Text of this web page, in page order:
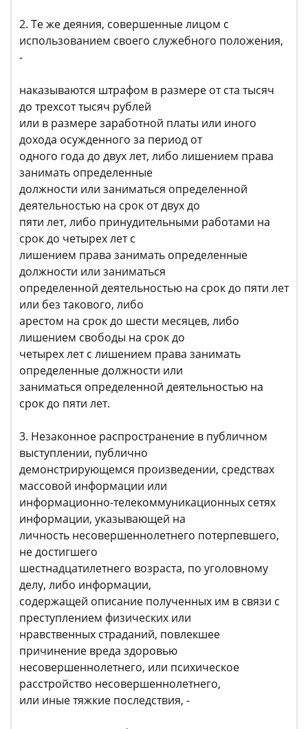
2. Те же деяния, совершенные лицом с
использованием своего служебного положения,
-
наказываются штрафом в размере от ста тысяч
до трехсот тысяч рублей
или в размере заработной платы или иного
дохода осужденного за период от
одного года до двух лет, либо лишением права
занимать определенные
должности или заниматься определенной
деятельностью на срок от двух до
пяти лет, либо принудительными работами на
срок до четырех лет с
лишением права занимать определенные
должности или заниматься
определенной деятельностью на срок до пяти лет
или без такового, либо
арестом на срок до шести месяцев, либо
лишением свободы на срок до
четырех лет с лишением права занимать
определенные должности или
заниматься определенной деятельностью на
срок до пяти лет.
3. Незаконное распространение в публичном
выступлении, публично
демонстрирующемся произведении, средствах
массовой информации или
информационно-телекоммуникационных сетях
информации, указывающей на
личность несовершеннолетнего потерпевшего,
не достигшего
шестнадцатилетнего возраста, по уголовному
делу, либо информации,
содержащей описание полученных им в связи с
преступлением физических или
нравственных страданий, повлекшее
причинение вреда здоровью
несовершеннолетнего, или психическое
расстройство несовершеннолетнего,
или иные тяжкие последствия, -